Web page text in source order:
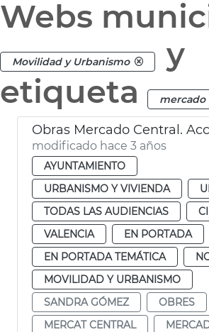
Webs
Movilidad y Urbanismo
y
etiqueta
mercado
modificado hace 3 años
AYUNTAMIENTO
URBANISMO Y VIVIENDA
TODAS LAS AUDIENCIAS
VALENCIA
EN PORTADA
EN PORTADA TEMÁTICA
MOVILIDAD Y URBANISMO
SANDRA GÓMEZ
OBRES
MERCAT CENTRAL